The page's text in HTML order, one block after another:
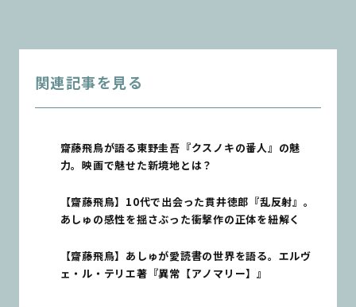
関連記事を見る
齋藤飛鳥が語る東野圭吾『クスノキの番人』の魅
力。映画で魅せた新境地とは？
【齋藤飛鳥】10代で出会った貫井徳郎『乱反射』。
あしゅの感性を揺さぶった衝撃作の正体を紐解く
【齋藤飛鳥】あしゅが愛読書の世界を語る。エルヴ
ェ・ル・テリエ著『異常【アノマリー】』